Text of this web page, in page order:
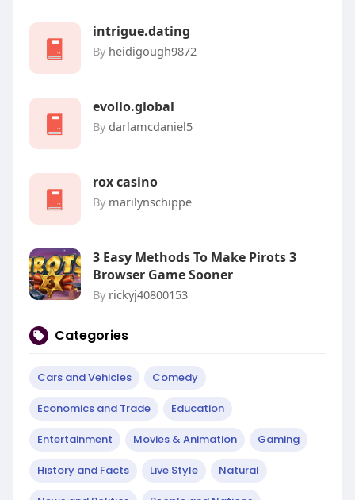
intrigue.dating
By heidigough9872
evollo.global
By darlamcdaniel5
rox casino
By marilynschippe
3 Easy Methods To Make Pirots 3
Browser Game Sooner
By rickyj40800153
Categories
Cars and Vehicles Comedy
Economics and Trade Education
Entertainment Movies & Animation Gaming
History and Facts Live Style Natural